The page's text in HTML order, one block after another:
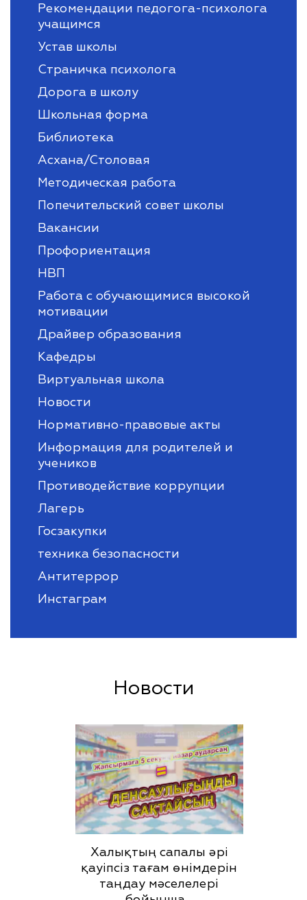
Рекомендации педогога-психолога
учащимся
Устав школы
Страничка психолога
Дорога в школу
Школьная форма
Библиотека
Асхана/Столовая
Методическая работа
Попечительский совет школы
Вакансии
Профориентация
НВП
Работа с обучающимися высокой
мотивации
Драйвер образования
Кафедры
Виртуальная школа
Новости
Нормативно-правовые акты
Информация для родителей и
учеников
Противодействие коррупции
Лагерь
Госзакупки
техника безопасности
Антитеррор
Инстаграм
Новости
Халықтың сапалы әрі
қауіпсіз тағам өнімдерін
таңдау мәселелері